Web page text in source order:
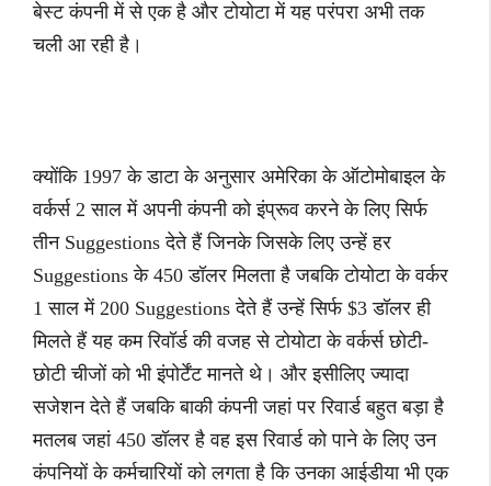
बेस्ट कंपनी में से एक है और टोयोटा में यह परंपरा अभी तक
चली आ रही है।
क्योंकि 1997 के डाटा के अनुसार अमेरिका के ऑटोमोबाइल के
वर्कर्स 2 साल में अपनी कंपनी को इंप्रूव करने के लिए सिर्फ
तीन Suggestions देते हैं जिनके जिसके लिए उन्हें हर
Suggestions के 450 डॉलर मिलता है जबकि टोयोटा के वर्कर
1 साल में 200 Suggestions देते हैं उन्हें सिर्फ $3 डॉलर ही
मिलते हैं यह कम रिवॉर्ड की वजह से टोयोटा के वर्कर्स छोटी-
छोटी चीजों को भी इंपोर्टेंट मानते थे। और इसीलिए ज्यादा
सजेशन देते हैं जबकि बाकी कंपनी जहां पर रिवार्ड बहुत बड़ा है
मतलब जहां 450 डॉलर है वह इस रिवार्ड को पाने के लिए उन
कंपनियों के कर्मचारियों को लगता है कि उनका आईडीया भी एक